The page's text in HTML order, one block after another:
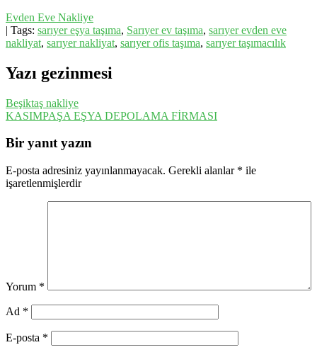
Evden Eve Nakliye
| Tags: sarıyer eşya taşıma, Sarıyer ev taşıma, sarıyer evden eve
nakliyat, sarıyer nakliyat, sarıyer ofis taşıma, sarıyer taşımacılık
Yazı gezinmesi
Beşiktaş nakliye
KASIMPAŞA EŞYA DEPOLAMA FİRMASI
Bir yanıt yazın
E-posta adresiniz yayınlanmayacak. Gerekli alanlar * ile
işaretlenmişlerdir
Yorum *
Ad *
E-posta *